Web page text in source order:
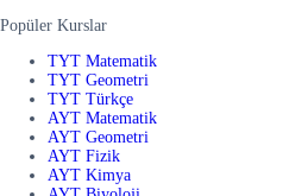
Popüler Kurslar
TYT Matematik
TYT Geometri
TYT Türkçe
AYT Matematik
AYT Geometri
AYT Fizik
AYT Kimya